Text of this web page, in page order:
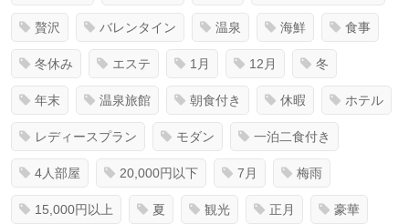
贅沢 バレンタイン 温泉 海鮮 食事
冬休み エステ 1月 12月 冬
年末 温泉旅館 朝食付き 休暇 ホテル
レディースプラン モダン 一泊二食付き
4人部屋 20,000円以下 7月 梅雨
15,000円以上 夏 観光 正月 豪華